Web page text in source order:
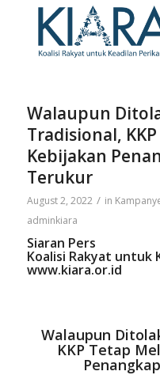
Walaupun
Tradisional,
Kebijakan
Terukur
August 2, 2022 / in
adminkiara
Siaran Pers
Koalisi Rakyat untuk
www.kiara.or.id
Walaupun
KKP Tetap